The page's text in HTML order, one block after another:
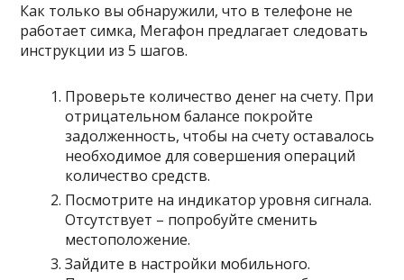
Как только вы обнаружили, что в телефоне не
работает симка, Мегафон предлагает следовать
инструкции из 5 шагов.
Проверьте количество денег на счету. При
отрицательном балансе покройте
задолженность, чтобы на счету оставалось
необходимое для совершения операций
количество средств.
Посмотрите на индикатор уровня сигнала.
Отсутствует – попробуйте сменить
местоположение.
Зайдите в настройки мобильного.